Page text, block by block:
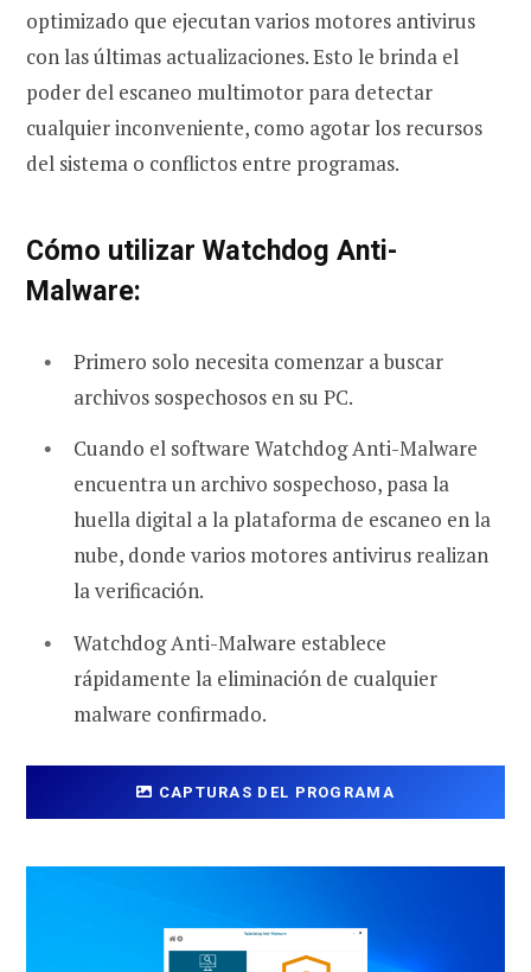
optimizado que ejecutan varios motores antivirus
con las últimas actualizaciones. Esto le brinda el
poder del escaneo multimotor para detectar
cualquier inconveniente, como agotar los recursos
del sistema o conflictos entre programas.
Cómo utilizar Watchdog Anti-
Malware:
Primero solo necesita comenzar a buscar
archivos sospechosos en su PC.
Cuando el software Watchdog Anti-Malware
encuentra un archivo sospechoso, pasa la
huella digital a la plataforma de escaneo en la
nube, donde varios motores antivirus realizan
la verificación.
Watchdog Anti-Malware establece
rápidamente la eliminación de cualquier
malware confirmado.
CAPTURAS DEL PROGRAMA